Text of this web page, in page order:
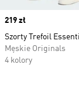
Price
219 zł
Szorty Trefoil
Męskie Originals
4 kolory